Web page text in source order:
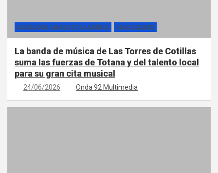
ASOCIACIÓN AMIGOS DE LA MÚSICA ASOCIACIONES
La banda de música de Las Torres de Cotillas
suma las fuerzas de Totana y del talento local
para su gran cita musical
24/06/2026 Onda 92 Multimedia